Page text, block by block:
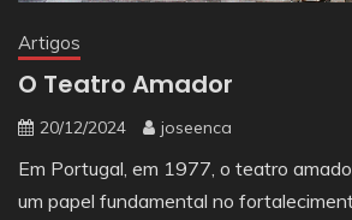
Artigos
O Teatro Amador
20/12/2024 joseenca
Em Portugal, em 1977, o teatro
um papel fundamental no